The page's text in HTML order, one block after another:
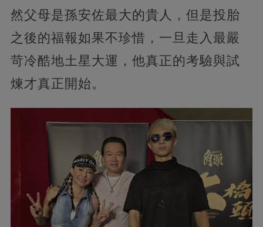
然父母是孫安佐最大的貴人，但是投胎
之後的福報如果不珍惜，一旦走入最嚴
苛冷酷地土星大運，他真正的考驗與試
煉才真正開始。